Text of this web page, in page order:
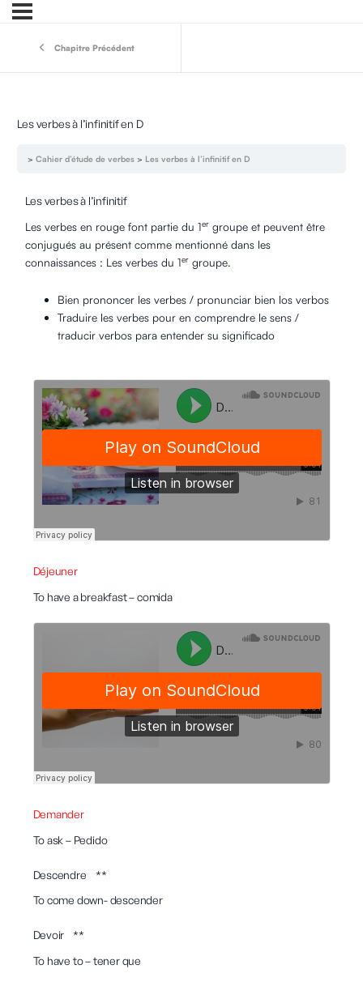
Chapitre Précédent
Les verbes à l’infinitif en D
Cahier d’étude de verbes Les verbes à l’infinitif en D
Les verbes à l’infinitif
Les verbes en rouge font partie du 1ergroupe et peuvent être
conjugués au présent comme mentionné dans les
connaissances : Les verbes du 1ergroupe.
Bien prononcer les verbes / pronunciar bien los verbos
Traduire les verbes pour en comprendre le sens /
traducir verbos para entender su significado
Déjeuner
To have a breakfast – comida
Demander
To ask – Pedido
Descendre **
To come down- descender
Devoir **
To have to – tener que